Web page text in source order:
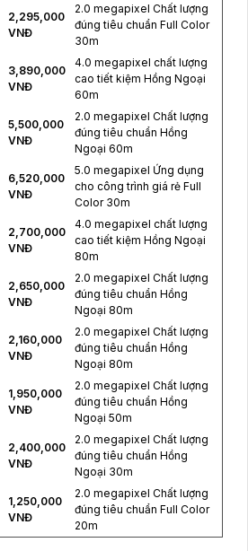
2,295,000
VNĐ
2.0 megapixel Chất lượng
đúng tiêu chuẩn Full Color
30m
3,890,000
VNĐ
4.0 megapixel chất lượng
cao tiết kiệm Hồng Ngoại
60m
5,500,000
VNĐ
2.0 megapixel Chất lượng
đúng tiêu chuẩn Hồng
Ngoại 60m
6,520,000
VNĐ
5.0 megapixel Ứng dụng
cho công trình giá rẻ Full
Color 30m
2,700,000
VNĐ
4.0 megapixel chất lượng
cao tiết kiệm Hồng Ngoại
80m
2,650,000
VNĐ
2.0 megapixel Chất lượng
đúng tiêu chuẩn Hồng
Ngoại 80m
2,160,000
VNĐ
2.0 megapixel Chất lượng
đúng tiêu chuẩn Hồng
Ngoại 80m
1,950,000
VNĐ
2.0 megapixel Chất lượng
đúng tiêu chuẩn Hồng
Ngoại 50m
2,400,000
VNĐ
2.0 megapixel Chất lượng
đúng tiêu chuẩn Hồng
Ngoại 30m
1,250,000
VNĐ
2.0 megapixel Chất lượng
đúng tiêu chuẩn Full Color
20m